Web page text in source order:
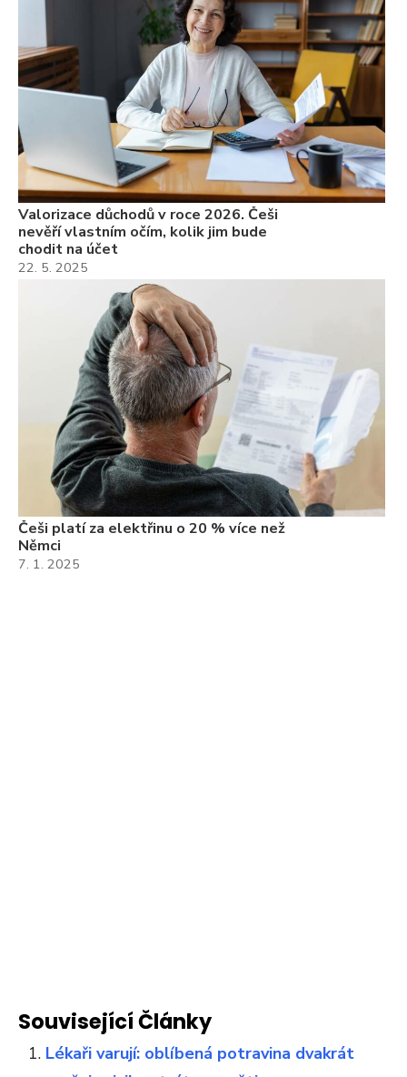
Valorizace důchodů v roce 2026. Češi
nevěří vlastním očím, kolik jim bude
chodit na účet
22. 5. 2025
Češi platí za elektřinu o 20 % více než
Němci
7. 1. 2025
Související Články
Lékaři varují: oblíbená potravina dvakrát